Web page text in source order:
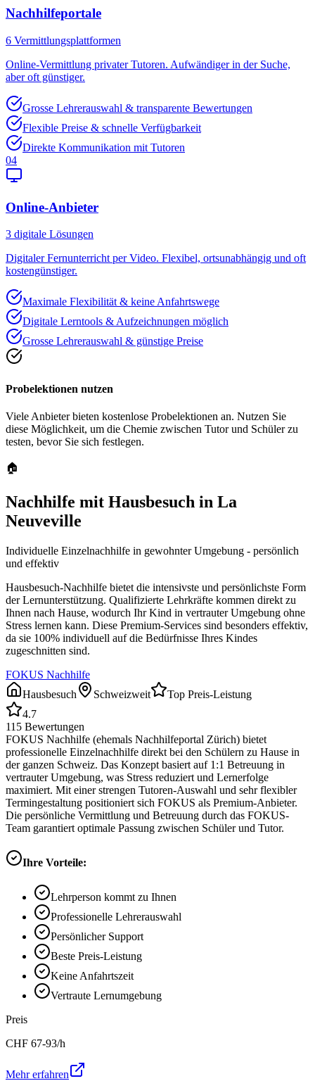
Nachhilfeportale
6 Vermittlungsplattformen
Online-Vermittlung privater Tutoren. Aufwändiger in der Suche,
aber oft günstiger.
Grosse Lehrerauswahl & transparente Bewertungen
Flexible Preise & schnelle Verfügbarkeit
Direkte Kommunikation mit Tutoren
04
Online-Anbieter
3 digitale Lösungen
Digitaler Fernunterricht per Video. Flexibel, ortsunabhängig und oft
kostengünstiger.
Maximale Flexibilität & keine Anfahrtswege
Digitale Lerntools & Aufzeichnungen möglich
Grosse Lehrerauswahl & günstige Preise
Probelektionen nutzen
Viele Anbieter bieten kostenlose Probelektionen an. Nutzen Sie
diese Möglichkeit, um die Chemie zwischen Tutor und Schüler zu
testen, bevor Sie sich festlegen.
🏠
Nachhilfe mit Hausbesuch in La
Neuveville
Individuelle Einzelnachhilfe in gewohnter Umgebung - persönlich
und effektiv
Hausbesuch-Nachhilfe bietet die intensivste und persönlichste Form
der Lernunterstützung. Qualifizierte Lehrkräfte kommen direkt zu
Ihnen nach Hause, wodurch Ihr Kind in vertrauter Umgebung ohne
Stress lernen kann. Diese Premium-Services sind besonders effektiv,
da sie 100% individuell auf die Bedürfnisse Ihres Kindes
zugeschnitten sind.
FOKUS Nachhilfe
Hausbesuch
Schweizweit
Top Preis-Leistung
4.7
115 Bewertungen
FOKUS Nachhilfe (ehemals Nachhilfeportal Zürich) bietet
professionelle Einzelnachhilfe direkt bei den Schülern zu Hause in
der ganzen Schweiz. Das Konzept basiert auf 1:1 Betreuung in
vertrauter Umgebung, was Stress reduziert und Lernerfolge
maximiert. Mit einer strengen Tutoren-Auswahl und sehr flexibler
Termingestaltung positioniert sich FOKUS als Premium-Anbieter.
Die persönliche Vermittlung und Betreuung durch das FOKUS-
Team garantiert optimale Passung zwischen Schüler und Tutor.
Ihre Vorteile:
Lehrperson kommt zu Ihnen
Professionelle Lehrerauswahl
Persönlicher Support
Beste Preis-Leistung
Keine Anfahrtszeit
Vertraute Lernumgebung
Preis
CHF 67-93/h
Mehr erfahren